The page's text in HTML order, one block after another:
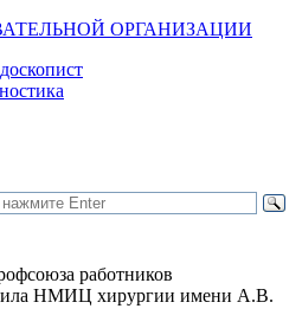
ОРГАНИЗАЦИИ
работников
НМИЦ хирургии имени А.В.